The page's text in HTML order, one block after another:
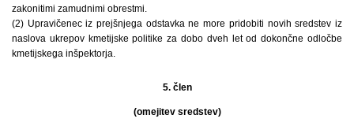
zakonitimi zamudnimi obrestmi.
(2) Upravičenec iz prejšnjega odstavka ne more pridobiti novih sredstev iz
naslova ukrepov kmetijske politike za dobo dveh let od dokončne odločbe
kmetijskega inšpektorja.
5. člen
(omejitev sredstev)